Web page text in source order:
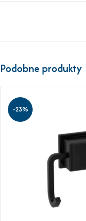
Podobne produkty
-23%